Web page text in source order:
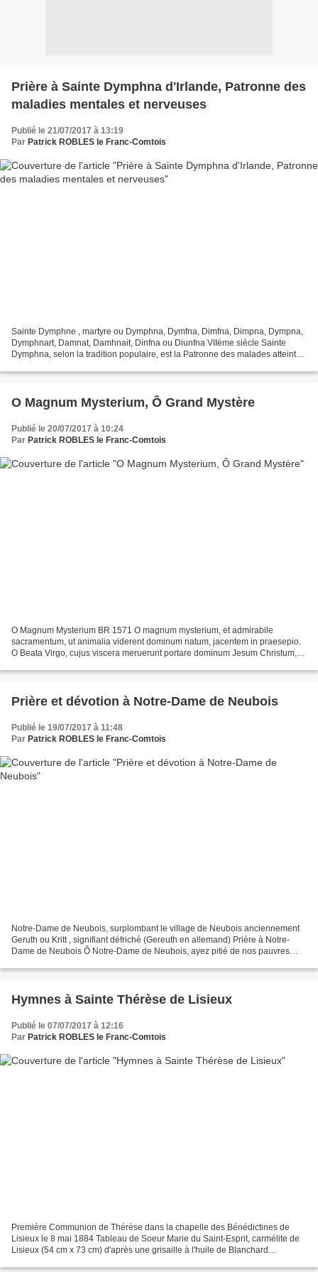
Prière à Sainte Dymphna d'Irlande, Patronne des
maladies mentales et nerveuses
Publié le 21/07/2017 à 13:19
Par Patrick ROBLES le Franc-Comtois
Sainte Dymphne , martyre ou Dymphna, Dymfna, Dimfna, Dimpna, Dympna,
Dymphnart, Damnat, Damhnait, Dinfna ou Diunfna VIIème siècle Sainte
Dymphna, selon la tradition populaire, est la Patronne des malades atteints
O Magnum Mysterium, Ô Grand Mystère
Publié le 20/07/2017 à 10:24
Par Patrick ROBLES le Franc-Comtois
O Magnum Mysterium BR 1571 O magnum mysterium, et admirabile
sacramentum, ut animalia viderent dominum natum, jacentem in praesepio.
O Beata Virgo, cujus viscera meruerunt portare dominum Jesum Christum,
Prière et dévotion à Notre-Dame de Neubois
Publié le 19/07/2017 à 11:48
Par Patrick ROBLES le Franc-Comtois
Notre-Dame de Neubois, surplombant le village de Neubois anciennement
Geruth ou Kritt , signifiant défriché (Gereuth en allemand) Prière à Notre-
Dame de Neubois Ô Notre-Dame de Neubois, ayez pitié de nos pauvres
Hymnes à Sainte Thérèse de Lisieux
Publié le 07/07/2017 à 12:16
Par Patrick ROBLES le Franc-Comtois
Première Communion de Thérèse dans la chapelle des Bénédictines de
Lisieux le 8 mai 1884 Tableau de Soeur Marie du Saint-Esprit, carmélite de
Lisieux (54 cm x 73 cm) d'après une grisaille à l'huile de Blanchard